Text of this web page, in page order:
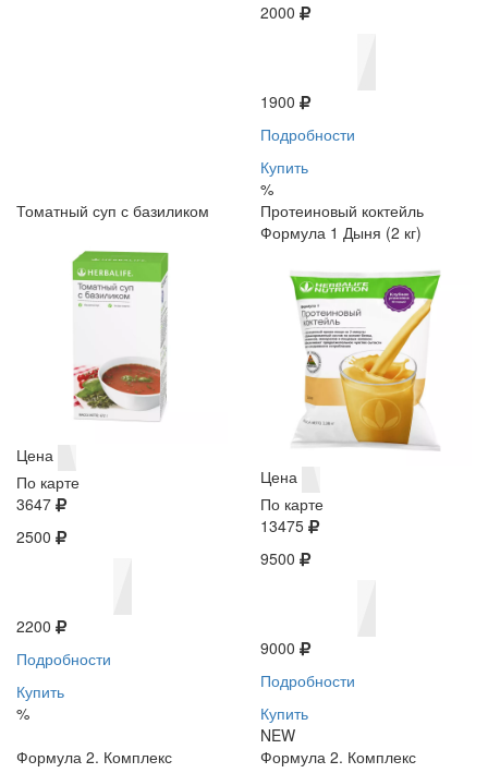
2000
1900
Подробности
Купить
%
Томатный суп с базиликом
Цена
По карте
3647
2500
2200
Подробности
Купить
%
Протеиновый коктейль
Формула 1 Дыня (2 кг)
Цена
По карте
13475
9500
9000
Подробности
Купить
NEW
Формула 2. Комплекс
Формула 2. Комплекс